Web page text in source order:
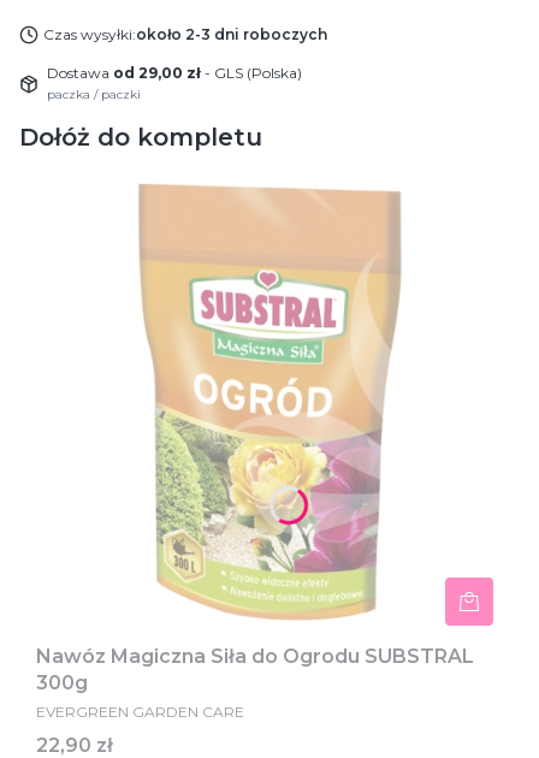
Czas wysyłki:około 2-3 dni roboczych
Dostawa od 29,00 zł - GLS (Polska)
paczka / paczki
Dołóż do kompletu
Nawóz Magiczna Siła do Ogrodu SUBSTRAL
300g
EVERGREEN GARDEN CARE
Cena
22,90 zł